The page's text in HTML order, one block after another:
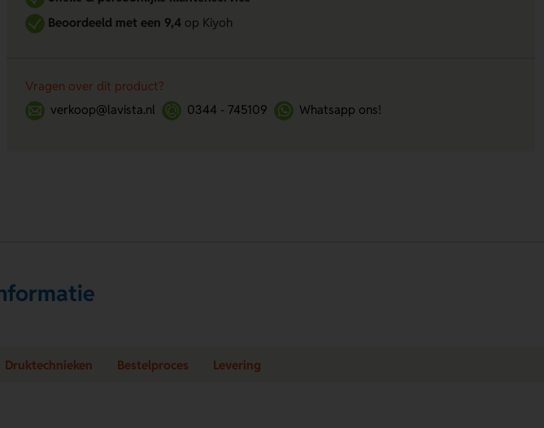
Beoordeeld met een 9,4op Kiyoh
Vragen over dit product?
verkoop@lavista.nl
0344 - 745109 Whatsapp ons!
Druktechnieken Bestelproces Levering